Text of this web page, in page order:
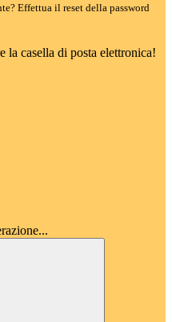
Effettua il reset della password
la casella di posta elettronica!